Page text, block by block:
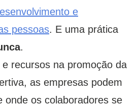
e
pessoas. E uma prática
.
recursos na promoção da
as empresas podem
onde os colaboradores se